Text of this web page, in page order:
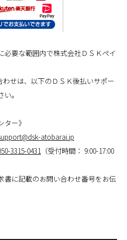
必要な範囲内で株式会社ＤＳＫペイ
わせは、以下のＤＳＫ後払いサポー
。
ター》
atobarai.jp
3315-0431 （受付時間： 9:00-17:00
書に記載のお問い合わせ番号をお伝